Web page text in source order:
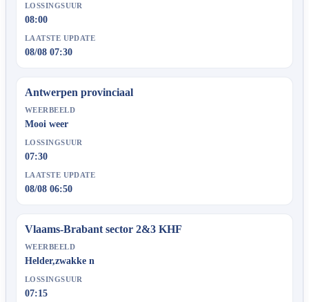
LOSSINGSUUR
08:00
LAATSTE UPDATE
08/08 07:30
Antwerpen provinciaal
WEERBEELD
Mooi weer
LOSSINGSUUR
07:30
LAATSTE UPDATE
08/08 06:50
Vlaams-Brabant sector 2&3 KHF
WEERBEELD
Helder,zwakke n
LOSSINGSUUR
07:15